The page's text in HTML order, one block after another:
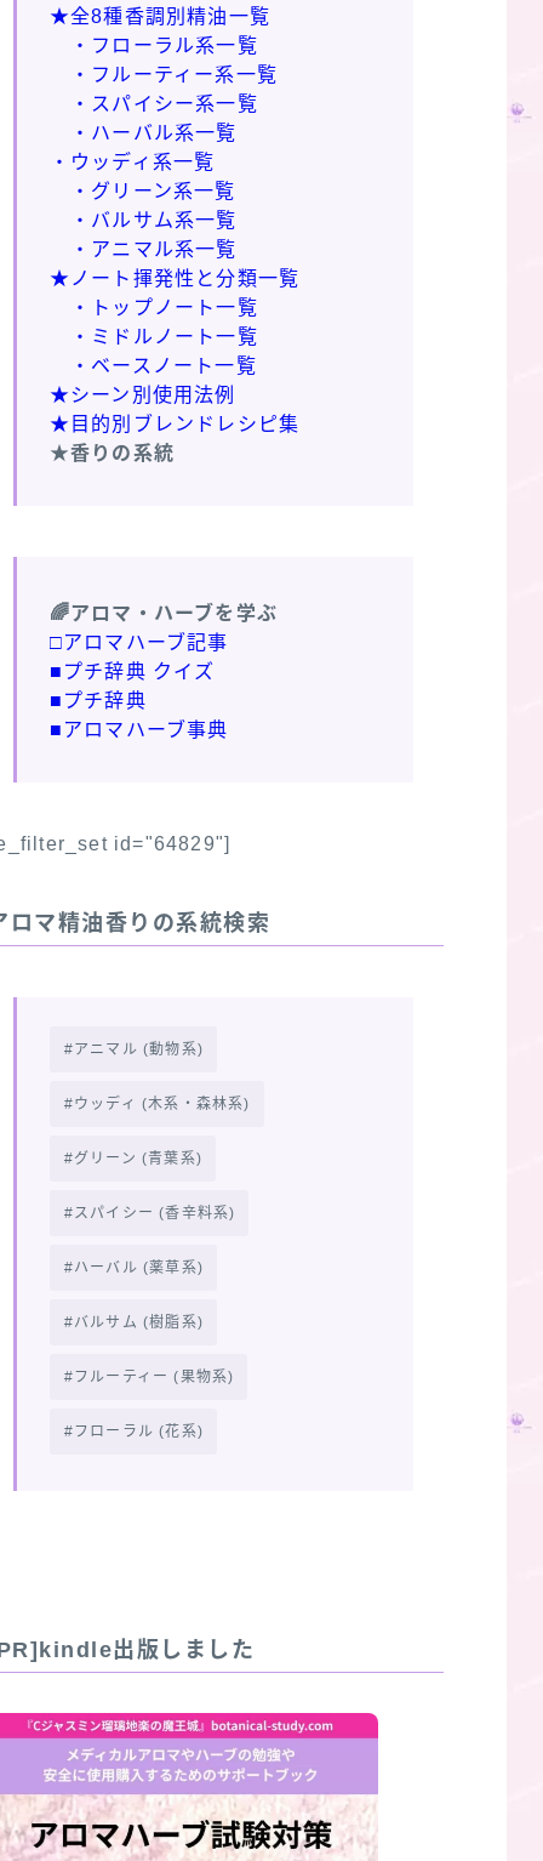
★全8種香調別精油一覧
・フローラル系一覧
・フルーティー系一覧
・スパイシー系一覧
・ハーバル系一覧
・ウッディ系一覧
・グリーン系一覧
・バルサム系一覧
・アニマル系一覧
★ノート揮発性と分類一覧
・トップノート一覧
・ミドルノート一覧
・ベースノート一覧
★シーン別使用法例
★目的別ブレンドレシピ集
★香りの系統
🌈アロマ・ハーブを学ぶ
□アロマハーブ記事
■プチ辞典 クイズ
■プチ辞典
■アロマハーブ事典
id="64829"]
ロマ精油香りの系統検索
アニマル (動物系)
ウッディ (木系・森林系)
グリーン (青葉系)
スパイシー (香辛料系)
ハーバル (薬草系)
バルサム (樹脂系)
フルーティー (果物系)
フローラル (花系)
出版しました